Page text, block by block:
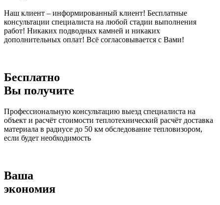
Наш клиент – информированный клиент! Бесплатные
консультации специалиста на любой стадии выполнения
работ! Никаких подводных камней и никаких
дополнительных оплат! Всё согласовывается с Вами!
Бесплатно
Вы получите
Профессиональную консультацию выезд специалиста на
объект и расчёт стоимости теплотехнический расчёт доставка
материала в радиусе до 50 км обследование тепловизором,
если будет необходимость
Ваша
экономия